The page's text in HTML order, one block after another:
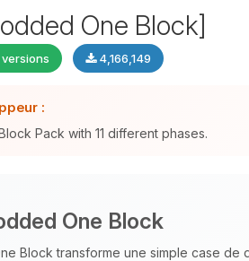
One Block]
4,166,149
:
Pack with 11 different phases.
One Block
Block transforme une simple case